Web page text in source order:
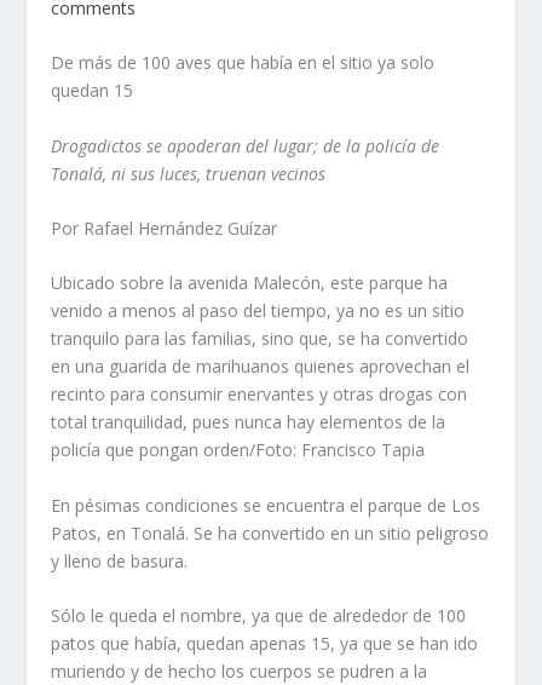
comments
De más de 100 aves que había en el sitio ya solo
quedan 15
Drogadictos se apoderan del lugar; de la policía de
Tonalá, ni sus luces, truenan vecinos
Por Rafael Hernández Guízar
Ubicado sobre la avenida Malecón, este parque ha
venido a menos al paso del tiempo, ya no es un sitio
tranquilo para las familias, sino que, se ha convertido
en una guarida de marihuanos quienes aprovechan el
recinto para consumir enervantes y otras drogas con
total tranquilidad, pues nunca hay elementos de la
policía que pongan orden/Foto: Francisco Tapia
En pésimas condiciones se encuentra el parque de Los
Patos, en Tonalá. Se ha convertido en un sitio peligroso
y lleno de basura.
Sólo le queda el nombre, ya que de alrededor de 100
patos que había, quedan apenas 15, ya que se han ido
muriendo y de hecho los cuerpos se pudren a la